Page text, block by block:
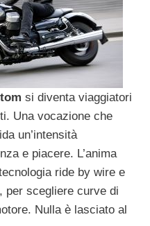
si diventa viaggiatori
Una vocazione che
un’intensità
e piacere. L’anima
ride by wire e
per scegliere curve di
Nulla è lasciato al